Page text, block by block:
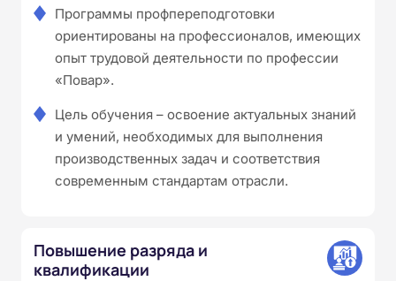
Программы профпереподготовки
ориентированы на профессионалов, имеющих
опыт трудовой деятельности по профессии
«Повар».
Цель обучения – освоение актуальных знаний
и умений, необходимых для выполнения
производственных задач и соответствия
современным стандартам отрасли.
Повышение разряда и
квалификации